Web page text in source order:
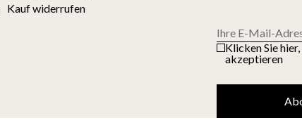
Kauf widerrufen
Ihre E-Mail-
Klicken Sie
akzeptieren